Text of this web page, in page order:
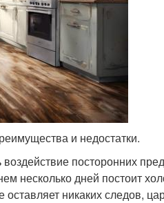
и недостатки.
посторонних
несколько дней постоит
никаких следов,